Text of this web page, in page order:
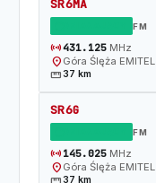
SR6MA
FM
sensors431.125MHz
location_on Góra Ślęża EMITEL
straighten37 km
SR6G
FM
sensors 145.025MHz
location_on Góra Ślęża EMITEL
37 km